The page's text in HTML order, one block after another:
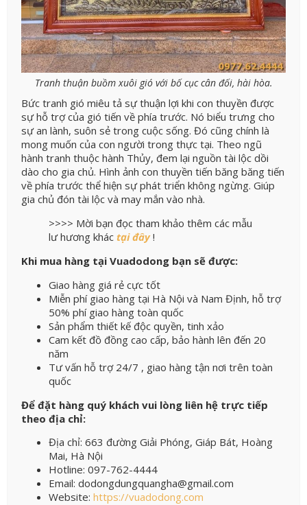
Tranh thuận buồm xuôi gió với bố cục cân đối, hài hòa.
Bức tranh gió miêu tả sự thuận lợi khi con thuyền được
sự hỗ trợ của gió tiến về phía trước. Nó biểu trưng cho
sự an lành, suôn sẻ trong cuộc sống. Đó cũng chính là
mong muốn của con người trong thực tại. Theo ngũ
hành tranh thuộc hành Thủy, đem lại nguồn tài lộc dồi
dào cho gia chủ. Hình ảnh con thuyền tiến băng băng tiến
về phía trước thể hiện sự phát triển không ngừng. Giúp
gia chủ đón tài lộc và may mắn vào nhà.
>>>> Mời bạn đọc tham khảo thêm các mẫu
lư hương khác tại đây !
Khi mua hàng tại Vuadodong bạn sẽ được:
Giao hàng giá rẻ cực tốt
Miễn phí giao hàng tại Hà Nội và Nam Định, hỗ trợ
50% phí giao hàng toàn quốc
Sản phẩm thiết kế độc quyền, tinh xảo
Cam kết đồ đồng cao cấp, bảo hành lên đến 20
năm
Tư vấn hỗ trợ 24/7 , giao hàng tận nơi trên toàn
quốc
Để đặt hàng quý khách vui lòng liên hệ trực tiếp
theo địa chỉ:
Địa chỉ: 663 đường Giải Phóng, Giáp Bát, Hoàng
Mai, Hà Nội
Hotline: 097-762-4444
Email: dodongdungquangha@gmail.com
Website: https://vuadodong.com